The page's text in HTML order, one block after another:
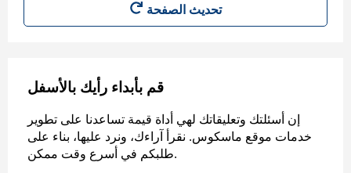
تحديث الصفحة
قم بأبداء رأيك بالأسفل
إن أسئلتك وتعليقاتك لهي أداة قيمة تساعدنا على تطوير
خدمات موقع ماسكوس. نقرأ آراءك، ونرد عليها، بناء على
طلبكم في أسرع وقت ممكن.